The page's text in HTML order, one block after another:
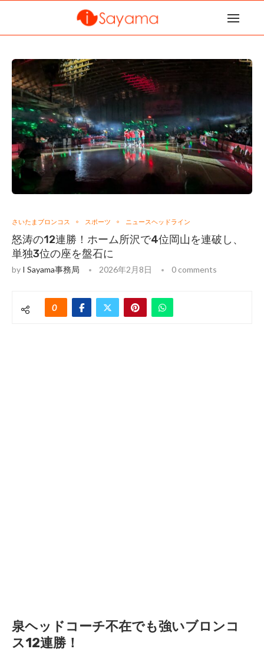
さいたまブロンコス スポーツ ニュースヘッドライン
怒涛の12連勝！ホーム所沢で4位岡山を連破し、
単独3位の座を盤石に
by I Sayama事務局 2026年2月8日 0 comments
0
泉ヘッドコーチ不在でも強いブロンコ
ス12連勝！